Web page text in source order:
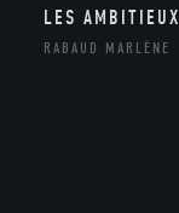
LES AMBITIEUX
RABAUD MARLÈNE